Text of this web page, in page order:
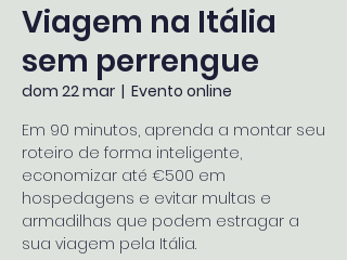
Viagem na Itália
sem perrengue
dom 22 mar
  |
Evento online
Em 90 minutos, aprenda a montar seu
roteiro de forma inteligente,
economizar até €500 em
hospedagens e evitar multas e
armadilhas que podem estragar a
sua viagem pela Itália.